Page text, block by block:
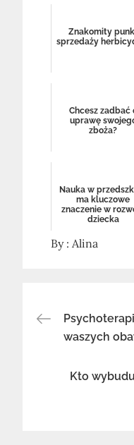
Znakomity
sprzedaży
Chcesz zadbać
uprawę
zboża?
Nauka w
ma kluczowe
znaczenie w
dziecka
By : Alina
wpisu
waszych
Kto